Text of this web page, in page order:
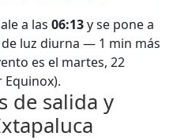
a las 06:13y se pone a
de luz diurna — 1 min más
es el martes, 22
de salida y